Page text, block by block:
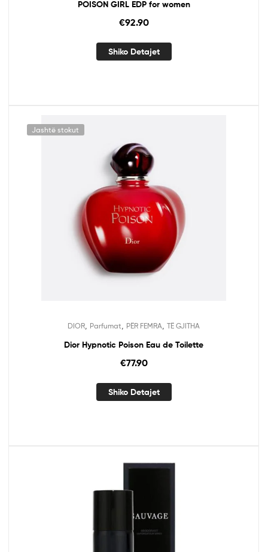
POISON GIRL EDP for women
€92.90
Shiko Detajet
Jashtë stokut
DIOR Parfumat PËR FEMRA TË GJITHA
Dior Hypnotic Poison Eau de Toilette
€77.90
Shiko Detajet